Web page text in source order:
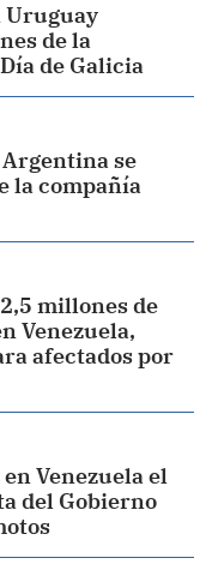
Uruguay
de la
de Galicia
se
la compañía
millones de
Venezuela,
afectados por
Venezuela el
del Gobierno